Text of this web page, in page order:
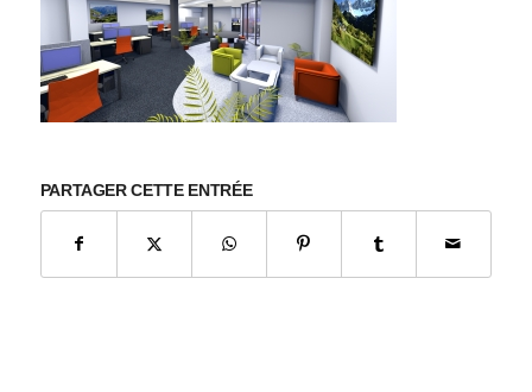
PARTAGER CETTE ENTRÉE